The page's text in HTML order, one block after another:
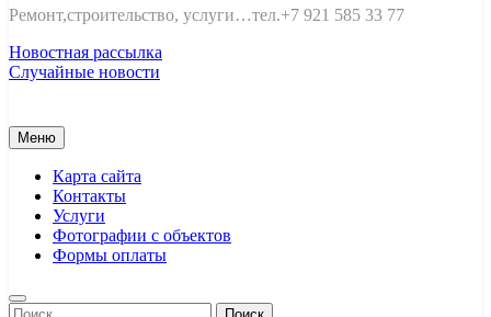
Ремонт,строительство, услуги…тел.+7 921 585 33 77
Новостная рассылка
Случайные новости
Меню
Карта сайта
Контакты
Услуги
Фотографии с объектов
Формы оплаты
Найти: